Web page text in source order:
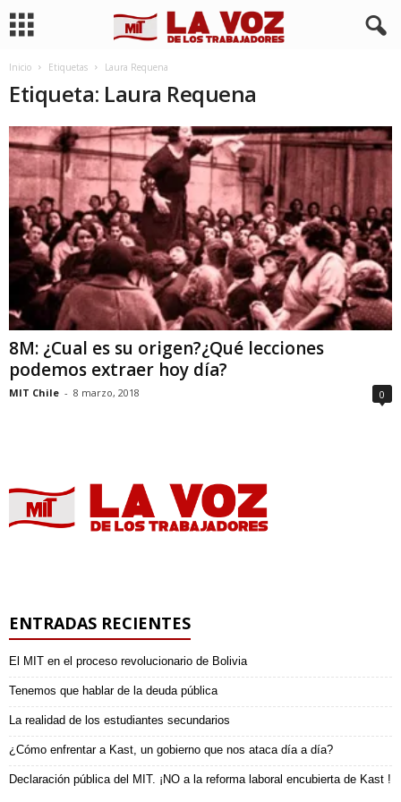
Inicio Etiquetas Laura Requena
Etiqueta: Laura Requena
8M: ¿Cual es su origen?¿Qué lecciones
podemos extraer hoy día?
MIT Chile - 8 marzo, 2018 0
ENTRADAS RECIENTES
El MIT en el proceso revolucionario de Bolivia
Tenemos que hablar de la deuda pública
La realidad de los estudiantes secundarios
¿Cómo enfrentar a Kast, un gobierno que nos ataca día a día?
Declaración pública del MIT. ¡NO a la reforma laboral encubierta de Kast !